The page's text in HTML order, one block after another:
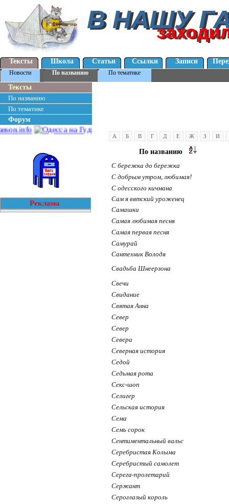
В НАШУ
В НАШУ
Тексты Школа Статьи Ссылки Записи
Новости По названию По тематике
Тексты
По названию
По тематике
Форум
Реклама
А Б В Г Д Е Ж З И
По названию
С бережка до бережка
С добрым утром, любимая!
С одесского кичмана
Сам я вятский уроженец
Самашки
Самая любимая песня
Самая первая песня
Самурай
Сантехник Володя
Свадьба Шнеерзона
Свечи
Свидание
Святая Анна
Север
Север
Севера
Северная история
Седой
Седьмая рота
Секс-шоп
Селигер
Сельская история
Сема
Семь сорок
Сентиментальный вальс
Серебристая Колыма
Серебристый самолет
Серега-пролетарий
Сержант
Сероглазый король